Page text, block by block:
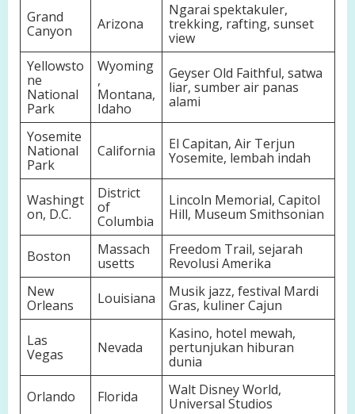
Grand
Canyon
Arizona
Ngarai spektakuler,
trekking, rafting, sunset
view
Yellowsto
ne
National
Park
Wyoming
,
Montana,
Idaho
Geyser Old Faithful, satwa
liar, sumber air panas
alami
Yosemite
National
Park
California
El Capitan, Air Terjun
Yosemite, lembah indah
Washingt
on, D.C.
District
of
Columbia
Lincoln Memorial, Capitol
Hill, Museum Smithsonian
Boston
Massach
usetts
Freedom Trail, sejarah
Revolusi Amerika
New
Orleans
Louisiana
Musik jazz, festival Mardi
Gras, kuliner Cajun
Las
Vegas
Nevada
Kasino, hotel mewah,
pertunjukan hiburan
dunia
Orlando
Florida
Walt Disney World,
Universal Studios